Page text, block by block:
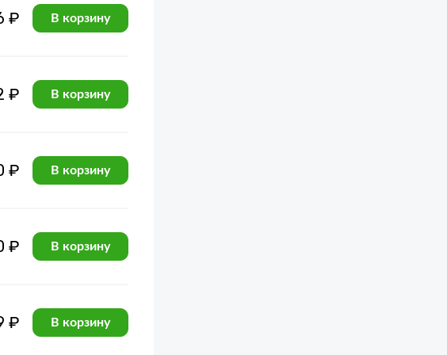
₽ В корзину
₽ В корзину
₽ В корзину
₽ В корзину
₽ В корзину